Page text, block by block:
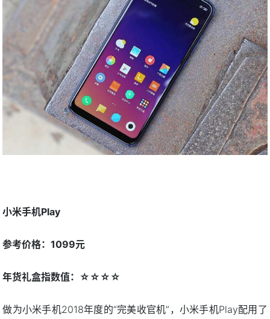
小米手机Play
参考价格：1099元
年货礼盒指数值：☆☆☆☆
做为小米手机2018年度的“完美收官机”，小米手机Play配用了